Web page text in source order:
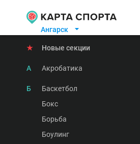
Ангарск 
★ Новые секции
А Акробатика
Б Баскетбол
Бокс
Борьба
Боулинг